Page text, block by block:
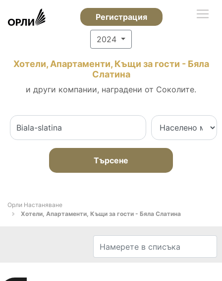
Регистрация
2024
Хотели, Апартаменти, Къщи за гости - Бяла
Слатина
и други компании, наградени от Соколите.
Търсене
Орли Настаняване
Хотели, Апартаменти, Къщи за гости - Бяла Слатина